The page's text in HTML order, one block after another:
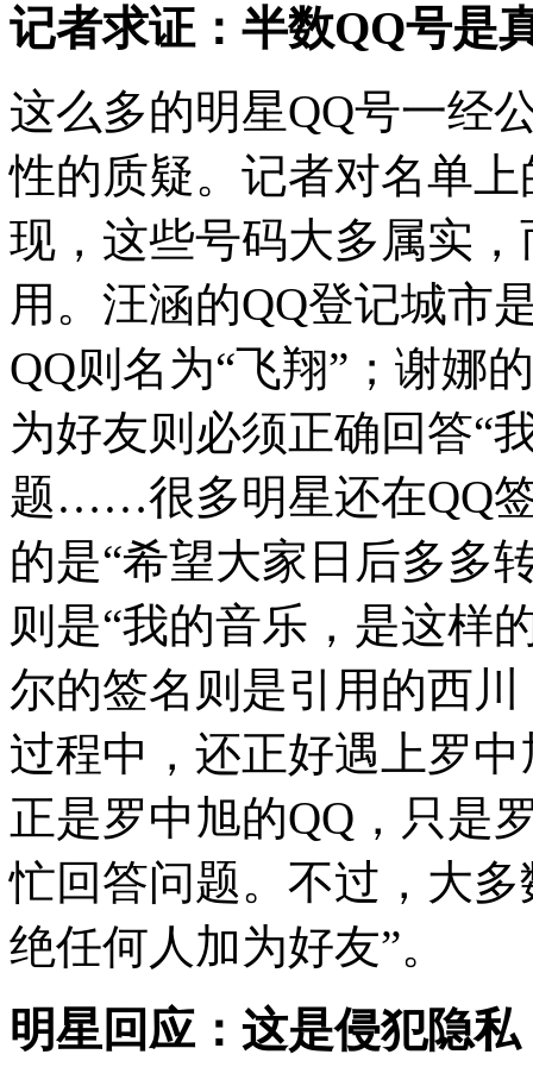
记者求证：半数QQ号是
这么多的明星QQ号一经
性的质疑。记者对名单
现，这些号码大多属实
用。汪涵的QQ登记城市
QQ则名为“飞翔”；谢娜
为好友则必须正确回答“
题……很多明星还在QQ
的是“希望大家日后多多
则是“我的音乐，是这样
尔的签名则是引用的西
过程中，还正好遇上罗
正是罗中旭的QQ，只是
忙回答问题。不过，大
绝任何人加为好友”。
明星回应：这是侵犯隐私